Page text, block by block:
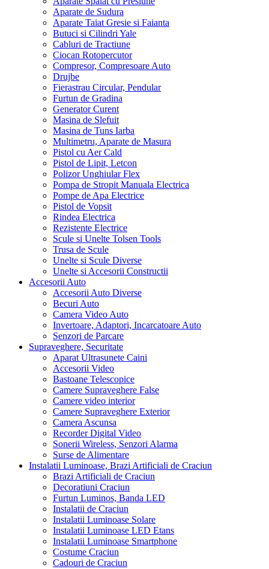
Aparate de Sudura
Aparate Taiat Gresie si Faianta
Butuci si Cilindri Yale
Cabluri de Tractiune
Ciocan Rotopercutor
Compresor, Compresoare Auto
Drujbe
Fierastrau Circular, Pendular
Furtun de Gradina
Generator Curent
Masina de Slefuit
Masina de Tuns Iarba
Multimetru, Aparate de Masura
Pistol cu Aer Cald
Pistol de Lipit, Letcon
Polizor Unghiular Flex
Pompa de Stropit Manuala Electrica
Pompe de Apa Electrice
Pistol de Vopsit
Rindea Electrica
Rezistente Electrice
Scule si Unelte Tolsen Tools
Trusa de Scule
Unelte si Scule Diverse
Unelte si Accesorii Constructii
Accesorii Auto
Accesorii Auto Diverse
Becuri Auto
Camera Video Auto
Invertoare, Adaptori, Incarcatoare Auto
Senzori de Parcare
Supraveghere, Securitate
Aparat Ultrasunete Caini
Accesorii Video
Bastoane Telescopice
Camere Supraveghere False
Camere video interior
Camere Supraveghere Exterior
Camera Ascunsa
Recorder Digital Video
Sonerii Wireless, Senzori Alarma
Surse de Alimentare
Instalatii Luminoase, Brazi Artificiali de Craciun
Brazi Artificiali de Craciun
Decoratiuni Craciun
Furtun Luminos, Banda LED
Instalatii de Craciun
Instalatii Luminoase Solare
Instalatii Luminoase LED Etans
Instalatii Luminoase Smartphone
Costume Craciun
Cadouri de Craciun